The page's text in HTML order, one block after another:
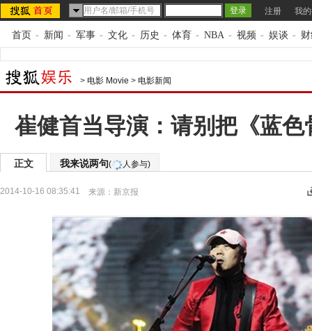
注册 我
首页 - 新闻 - 军事 - 文化 - 历史 - 体育 - NBA - 视频 - 娱谈 -
> 电影 Movie > 电影新闻
崔健首当导演：请别把《蓝色
正文 我来说两句( 人参与)
2014-10-16 08:35:41 来源： 新京报